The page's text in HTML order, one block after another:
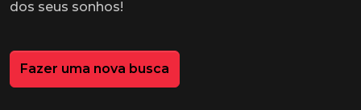
dos seus sonhos!
Fazer uma nova busca